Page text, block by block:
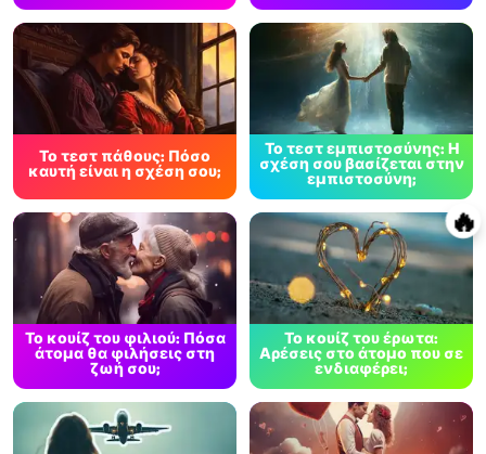
Το τεστ πάθους: Πόσο
καυτή είναι η σχέση σου;
Το τεστ εμπιστοσύνης: Η
σχέση σου βασίζεται στην
εμπιστοσύνη;
Το κουίζ του φιλιού: Πόσα
άτομα θα φιλήσεις στη
ζωή σου;
Το κουίζ του έρωτα:
Αρέσεις στο άτομο που σε
ενδιαφέρει;
🔥